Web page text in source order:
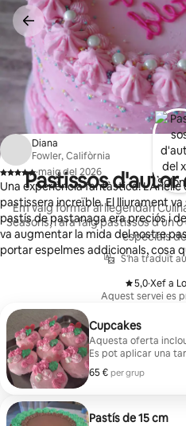
Salta
Pastissos
Em vaig formar al llegendari
Seasons, i ara faig pastissos d'un
especials
S'ha traduït
5,0
, ·Xef a
Aquest servei es
Cupcakes
Aquesta oferta
Es pot aplicar una
l'adreça de lliurament.
65 € per grup
65 € per grup
Pastís de 15 cm
Diana
Fowler, Califòrnia
,
·maig del 2026
Una experiència fantàstica! L'Arielle
pastissera increïble. El lliurament
pastís de pastanaga era preciós i
va augmentar la mida del nostre
portar espelmes addicionals, cosa
nostre pastís fos encara més